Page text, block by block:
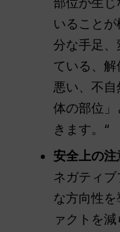
いること
分な手足
ている、
悪い、不
体の部位
きます。“
安全上の注
ネガティ
な方向性
ァクトを